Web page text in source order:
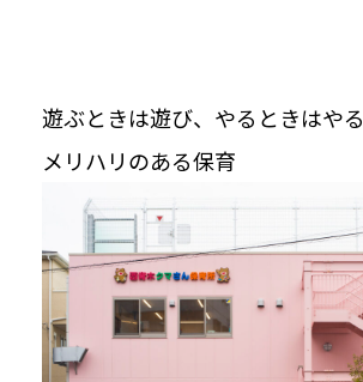
遊ぶときは遊び、やるときはやる
メリハリのある保育